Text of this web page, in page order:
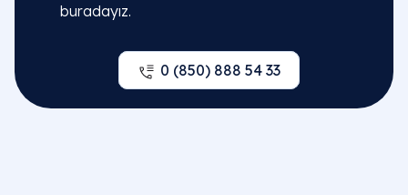
buradayız.
0 (850) 888 54 33